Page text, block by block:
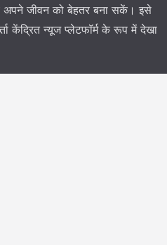
जीवन को बेहतर बना सकें। इसे
केंद्रित न्यूज प्लेटफॉर्म के रूप में देखा